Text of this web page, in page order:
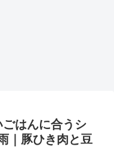
ごはんに合うシ
｜豚ひき肉と豆